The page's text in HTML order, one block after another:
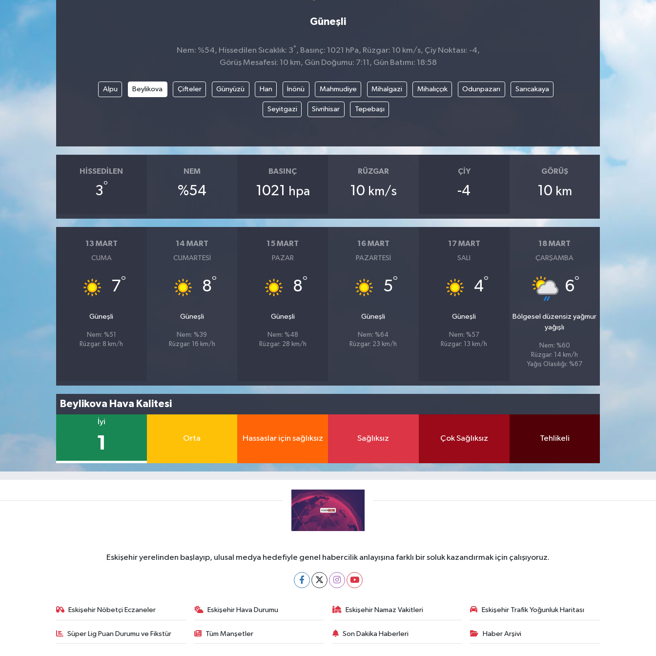
Güneşli
Nem: %54, Hissedilen Sıcaklık: 3° , Basınç: 1021 hPa, Rüzgar: 10 km/s, Çiy Noktası: -4,
Görüş Mesafesi: 10 km, Gün Doğumu: 7:11, Gün Batımı: 18:58
Alpu Beylikova Çifteler Günyüzü Han İnönü Mahmudiye Mihalgazi Mihalıççık Odunpazarı Sarıcakaya
Seyitgazi Sivrihisar Tepebaşı
HISSEDILEN
3°
NEM
%54
BASINÇ
1021 hpa
RÜZGAR
10 km/s
ÇIY
-4
GÖRÜŞ
10 km
13 MART
CUMA
7°
Güneşli
Nem: %51
Rüzgar: 8 km/h
14 MART
CUMARTESI
8°
Güneşli
Nem: %39
Rüzgar: 16 km/h
15 MART
PAZAR
8°
Güneşli
Nem: %48
Rüzgar: 28 km/h
16 MART
PAZARTESI
5°
Güneşli
Nem: %64
Rüzgar: 23 km/h
17 MART
SALI
4°
Güneşli
Nem: %57
Rüzgar: 13 km/h
18 MART
ÇARŞAMBA
6°
Bölgesel düzensiz yağmur
yağışlı
Nem: %60
Rüzgar: 14 km/h
Yağış Olasılığı: %67
Beylikova Hava Kalitesi
İyi
1 Orta Hassaslar için sağlıksız Sağlıksız Çok Sağlıksız Tehlikeli
Eskişehir yerelinden başlayıp, ulusal medya hedefiyle genel habercilik anlayışına farklı bir soluk kazandırmak için çalışıyoruz.
Eskişehir Nöbetçi Eczaneler Eskişehir Hava Durumu Eskişehir Namaz Vakitleri Eskişehir Trafik Yoğunluk Haritası
Süper Lig Puan Durumu ve Fikstür Tüm Manşetler Son Dakika Haberleri Haber Arşivi